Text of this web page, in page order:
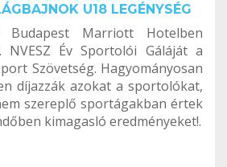
U18 LEGÉNYSÉG
Marriott Hotelben
NVESZ Év Sportolói Gáláját a
Szövetség. Hagyományosan
díjazzák azokat a sportolókat,
szereplő sportágakban értek
kimagasló eredményeket!.